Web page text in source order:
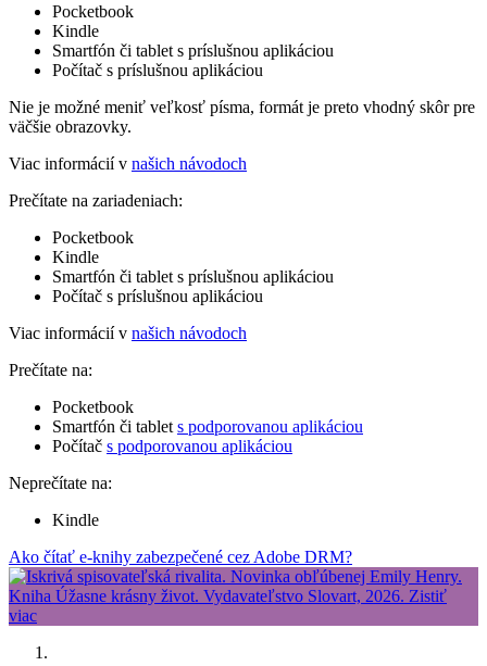
Pocketbook
Kindle
Smartfón či tablet s príslušnou aplikáciou
Počítač s príslušnou aplikáciou
Nie je možné meniť veľkosť písma, formát je preto vhodný skôr pre
väčšie obrazovky.
Viac informácií v našich návodoch
Prečítate na zariadeniach:
Pocketbook
Kindle
Smartfón či tablet s príslušnou aplikáciou
Počítač s príslušnou aplikáciou
Viac informácií v našich návodoch
Prečítate na:
Pocketbook
Smartfón či tablet s podporovanou aplikáciou
Počítač s podporovanou aplikáciou
Neprečítate na:
Kindle
Ako čítať e-knihy zabezpečené cez Adobe DRM?